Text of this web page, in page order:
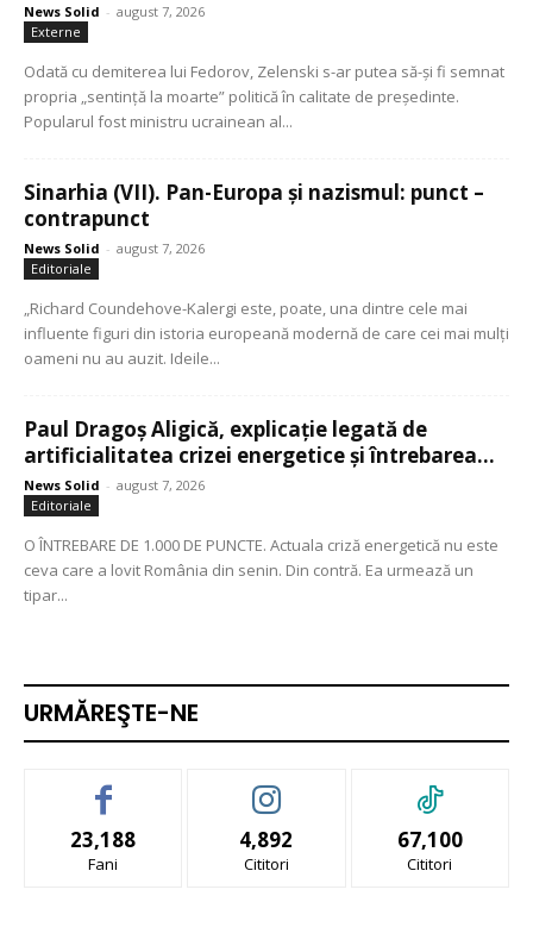
News Solid - august 7, 2026
Externe
Odată cu demiterea lui Fedorov, Zelenski s-ar putea să-și fi semnat
propria „sentință la moarte” politică în calitate de președinte.
Popularul fost ministru ucrainean al...
Sinarhia (VII). Pan-Europa și nazismul: punct –
contrapunct
News Solid - august 7, 2026
Editoriale
„Richard Coundehove-Kalergi este, poate, una dintre cele mai
influente figuri din istoria europeană modernă de care cei mai mulți
oameni nu au auzit. Ideile...
Paul Dragoș Aligică, explicație legată de
artificialitatea crizei energetice și întrebarea...
News Solid - august 7, 2026
Editoriale
O ÎNTREBARE DE 1.000 DE PUNCTE. Actuala criză energetică nu este
ceva care a lovit România din senin. Din contră. Ea urmează un
tipar...
URMĂREŞTE-NE
23,188
Fani
4,892
Cititori
67,100
Cititori